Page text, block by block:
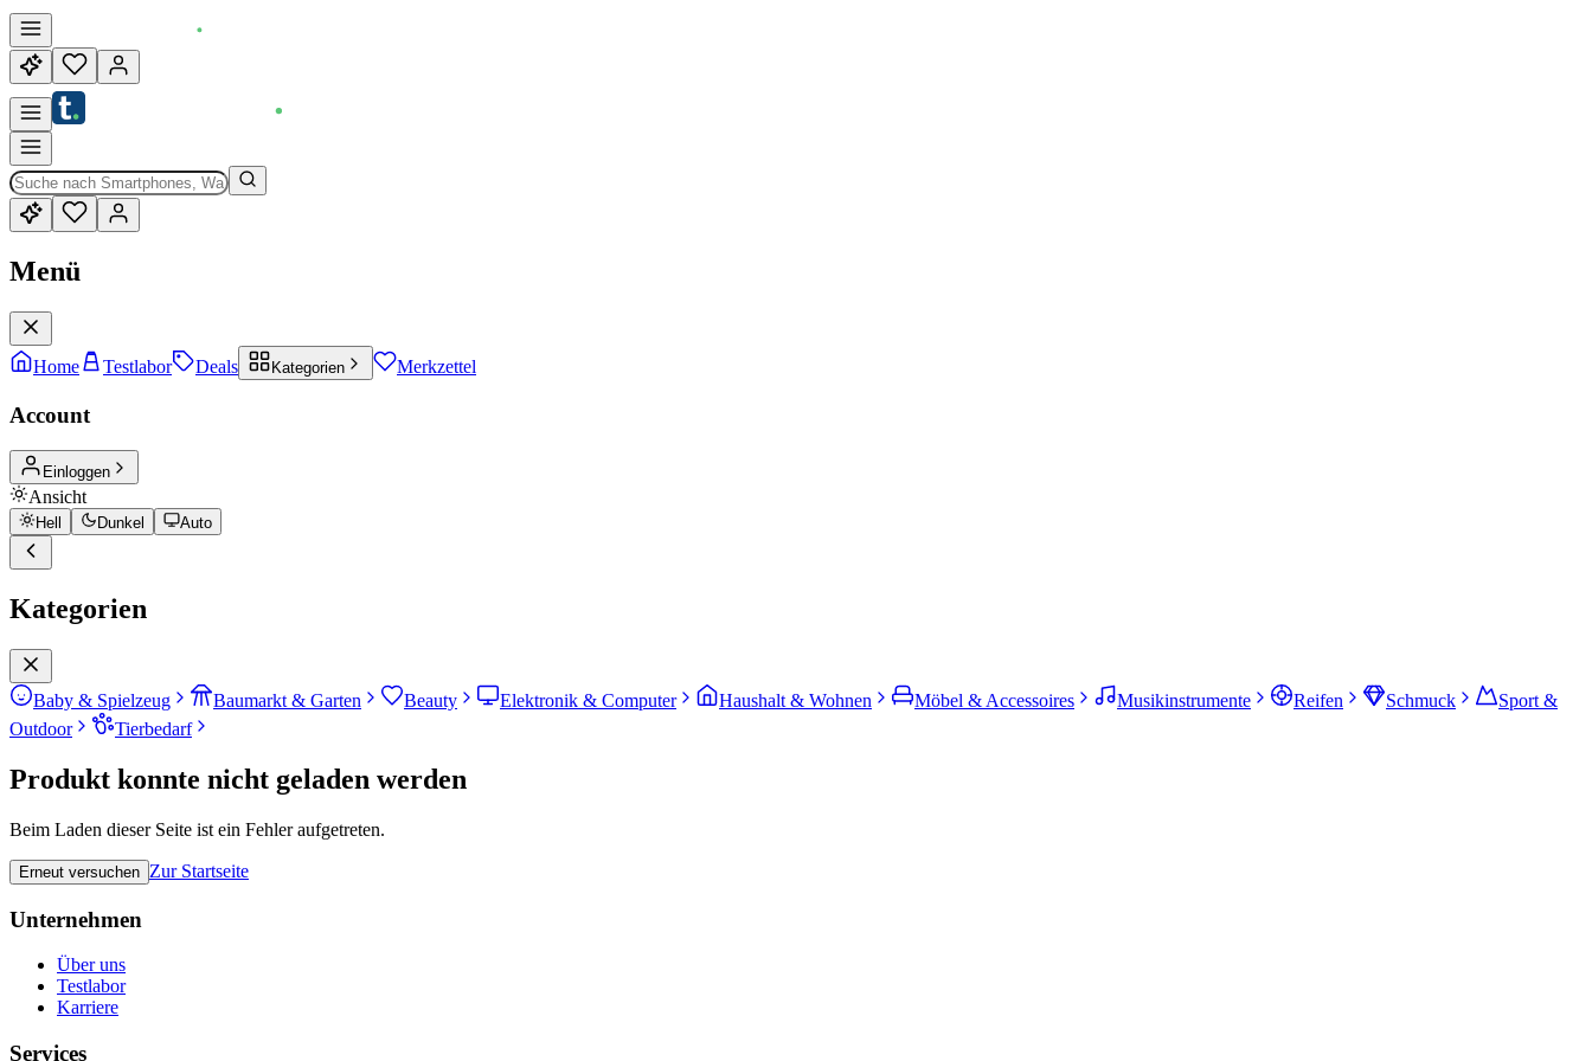
Menü
Home Testlabor Deals Kategorien Merkzettel
Account
Einloggen
Ansicht
Hell Dunkel Auto
Kategorien
Baby & Spielzeug Baumarkt & Garten Beauty Elektronik & Computer Haushalt & Wohnen Möbel & Accessoires Musikinstrumente Reifen Schmuck
Sport &
Outdoor
Tierbedarf
Produkt konnte nicht geladen werden
Beim Laden dieser Seite ist ein Fehler aufgetreten.
Erneut versuchen Zur Startseite
Unternehmen
Über uns
Testlabor
Karriere
Services